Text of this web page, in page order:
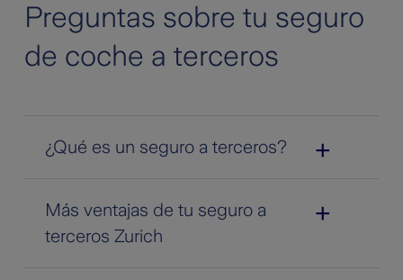
Preguntas sobre tu seguro
de coche a terceros
¿Qué es un seguro a terceros?
Más ventajas de tu seguro a
terceros Zurich